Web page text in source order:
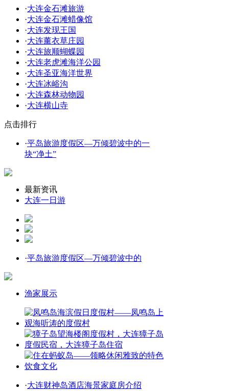
·大连金石滩旅游
·大连金石滩蜡像馆
·大连发现王国
·大连薰衣草庄园
·大连旅顺蝴蝶园
·大连老虎滩海洋公园
·大连圣亚海洋世界
·大连冰峪沟
·大连森林动物园
·大连横山寺
点击排行
·平岛旅游度假区—万倾碧波中的一
块“净土”
最新资讯
大连一日游
·平岛旅游度假区—万倾碧波中的
渔家展示
·大连财神岛酒店海景家庭房介绍